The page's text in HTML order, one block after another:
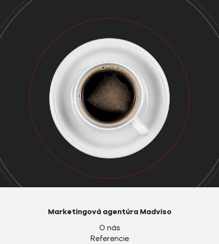
Marketingová agentúra Madviso
O nás
Referencie